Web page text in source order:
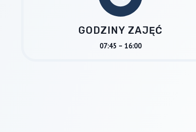
GODZINY ZAJĘĆ
07:45 – 16:00